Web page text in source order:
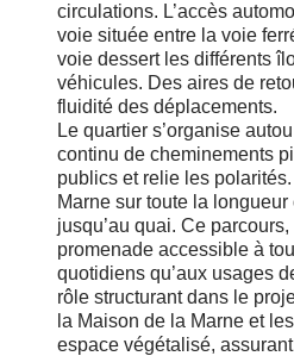
circulations. L’accès
voie située entre la voie
voie dessert les différents
véhicules. Des aires de
fluidité des déplacements.
Le quartier s’organise
continu de cheminements
publics et relie les
Marne sur toute la
jusqu’au quai. Ce
promenade accessible à
quotidiens qu’aux usages
rôle structurant dans le
la Maison de la Marne et
espace végétalisé,